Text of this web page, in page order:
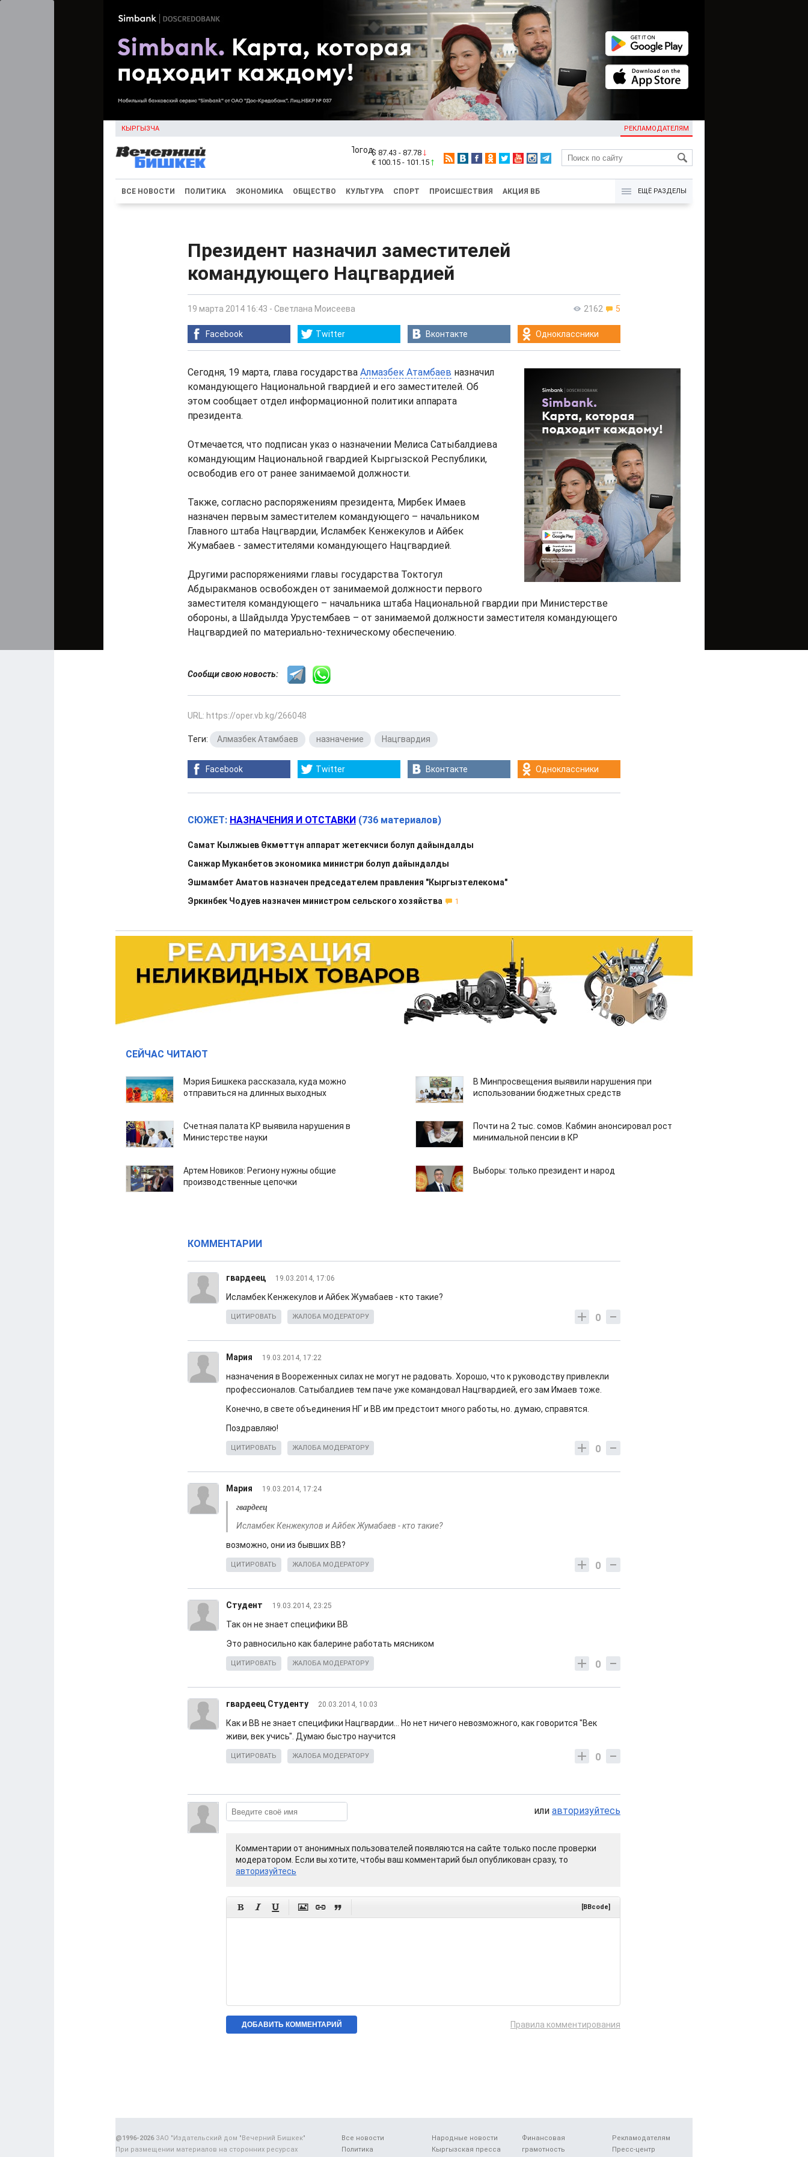
КЫРГЫЗЧА РЕКЛАМОДАТЕЛЯМ
KG
$ 87.43 - 87.78
€ 100.15 - 101.15
ВСЕ НОВОСТИ ПОЛИТИКА ЭКОНОМИКА ОБЩЕСТВО КУЛЬТУРА СПОРТ ПРОИСШЕСТВИЯ АКЦИЯ ВБ ЕЩЁ РАЗДЕЛЫ
Президент назначил заместителей
командующего Нацгвардией
2162 5
19 марта 2014 16:43 - Светлана Моисеева
Facebook Twitter Вконтакте Одноклассники
Сегодня, 19 марта, глава государства Алмазбек Атамбаев назначил
командующего Национальной гвардией и его заместителей. Об
этом сообщает отдел информационной политики аппарата
президента.
Отмечается, что подписан указ о назначении Мелиса Сатыбалдиева
командующим Национальной гвардией Кыргызской Республики,
освободив его от ранее занимаемой должности.
Также, согласно распоряжениям президента, Мирбек Имаев
назначен первым заместителем командующего – начальником
Главного штаба Нацгвардии, Исламбек Кенжекулов и Айбек
Жумабаев - заместителями командующего Нацгвардией.
Другими распоряжениями главы государства Токтогул
Абдыракманов освобожден от занимаемой должности первого
заместителя командующего – начальника штаба Национальной гвардии при Министерстве
обороны, а Шайдылда Урустембаев – от занимаемой должности заместителя командующего
Нацгвардией по материально-техническому обеспечению.
Сообщи свою новость:
URL: https://oper.vb.kg/266048
Теги: Алмазбек Атамбаев назначение Нацгвардия
Facebook Twitter Вконтакте Одноклассники
СЮЖЕТ: НАЗНАЧЕНИЯ И ОТСТАВКИ (736 материалов)
Самат Кылжыев Өкмөттүн аппарат жетекчиси болуп дайындалды
Санжар Муканбетов экономика министри болуп дайындалды
Эшмамбет Аматов назначен председателем правления "Кыргызтелекома"
Эркинбек Чодуев назначен министром сельского хозяйства
1
СЕЙЧАС ЧИТАЮТ
Мэрия Бишкека рассказала, куда можно
отправиться на длинных выходных
В Минпросвещения выявили нарушения при
использовании бюджетных средств
Счетная палата КР выявила нарушения в
Министерстве науки
Почти на 2 тыс. сомов. Кабмин анонсировал рост
минимальной пенсии в КР
Артем Новиков: Региону нужны общие
производственные цепочки
Выборы: только президент и народ
КОММЕНТАРИИ
гвардеец 19.03.2014, 17:06
Исламбек Кенжекулов и Айбек Жумабаев - кто такие?
0
ЦИТИРОВАТЬ ЖАЛОБА МОДЕРАТОРУ
Мария 19.03.2014, 17:22
назначения в Воореженных силах не могут не радовать. Хорошо, что к руководству привлекли
профессионалов. Сатыбалдиев тем паче уже командовал Нацгвардией, его зам Имаев тоже.
Конечно, в свете объединения НГ и ВВ им предстоит много работы, но. думаю, справятся.
Поздравляю!
0
ЦИТИРОВАТЬ ЖАЛОБА МОДЕРАТОРУ
Мария 19.03.2014, 17:24
гвардеец
Исламбек Кенжекулов и Айбек Жумабаев - кто такие?
возможно, они из бывших ВВ?
0
ЦИТИРОВАТЬ ЖАЛОБА МОДЕРАТОРУ
Студент 19.03.2014, 23:25
Так он не знает специфики ВВ
Это равносильно как балерине работать мясником
0
ЦИТИРОВАТЬ ЖАЛОБА МОДЕРАТОРУ
гвардеец Студенту 20.03.2014, 10:03
Как и ВВ не знает специфики Нацгвардии... Но нет ничего невозможного, как говорится "Век
живи, век учись". Думаю быстро научится
0
ЦИТИРОВАТЬ ЖАЛОБА МОДЕРАТОРУ
или авторизуйтесь
Комментарии от анонимных пользователей появляются на сайте только после проверки
модератором. Если вы хотите, чтобы ваш комментарий был опубликован сразу, то
авторизуйтесь
      [BBcode]
Правила комментирования
Все новости
Политика
Народные новости
Кыргызская пресса
Финансовая
грамотность
Рекламодателям
Пресс-центр
@1996-2026ЗАО "Издательский дом "Вечерний Бишкек"
При размещении материалов на сторонних ресурсах